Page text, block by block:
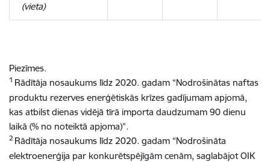
(vieta)
Piezīmes.
1 Rādītāja nosaukums līdz 2020. gadam “Nodrošinātas naftas
produktu rezerves enerģētiskās krīzes gadījumam apjomā,
kas atbilst dienas vidējā tīrā importa daudzumam 90 dienu
laikā (% no noteiktā apjoma)”.
2 Rādītāja nosaukums līdz 2020. gadam “Nodrošināta
elektroenerģija par konkurētspējīgām cenām, saglabājot OIK